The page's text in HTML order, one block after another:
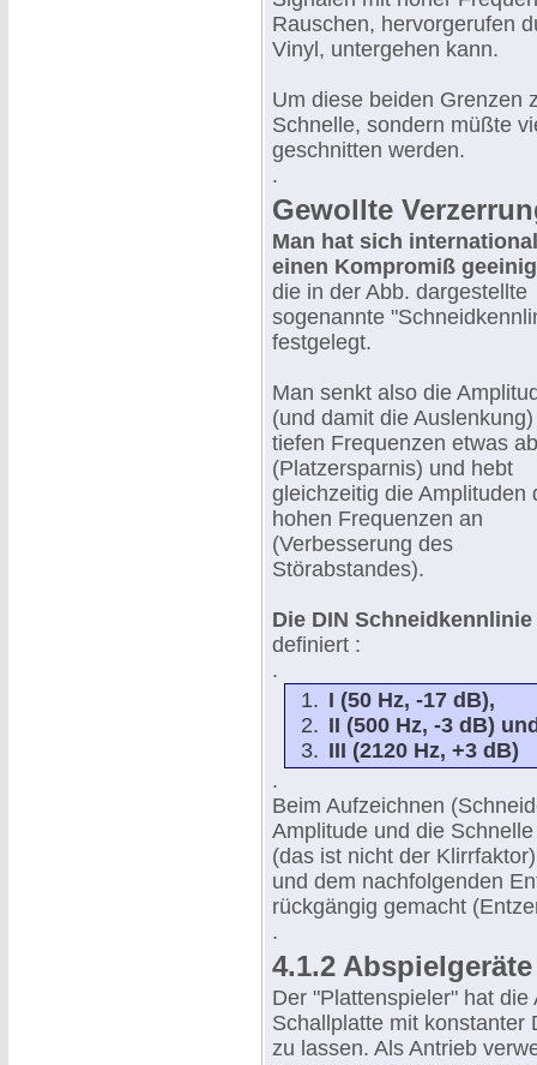
Rauschen, hervorgerufen
Vinyl, untergehen kann.
Um diese beiden Grenzen
Schnelle, sondern müßte
geschnitten werden.
.
Gewollte
Man hat sich
einen Kompromiß
die in der Abb. dargestellte
sogenannte
festgelegt.
Man senkt also die
(und damit die
tiefen Frequenzen etwas ab
(Platzersparnis) und hebt
gleichzeitig die Amplituden
hohen Frequenzen an
(Verbesserung des
Störabstandes).
Die DIN Schneidkennlinie
definiert :
.
I (50 Hz, -17 dB),
II (500 Hz, -3 dB)
III (2120 Hz, +3 dB)
.
Beim Aufzeichnen
Amplitude und die
(das ist nicht der
und dem nachfolgenden
rückgängig gemacht
.
4.1.2 Abspielgeräte
Der "Plattenspieler" hat die
Schallplatte mit konstanter
zu lassen. Als Antrieb